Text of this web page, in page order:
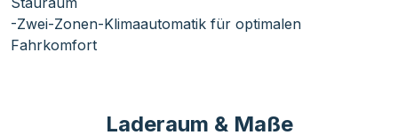
-Zwei-Zonen-Klimaautomatik für optimalen
Fahrkomfort
Laderaum & Maße